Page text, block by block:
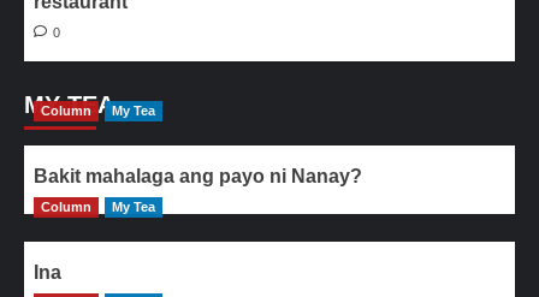
0
MY TEA
Column My Tea
Bakit mahalaga ang payo ni Nanay?
Column My Tea
Ina